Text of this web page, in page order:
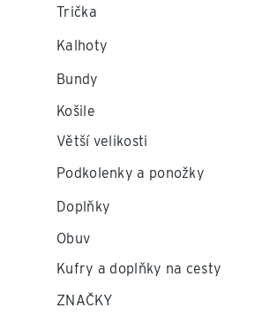
Trička
Kalhoty
Bundy
Košile
Větší velikosti
Podkolenky a ponožky
Doplňky
Obuv
Kufry a doplňky na cesty
ZNAČKY